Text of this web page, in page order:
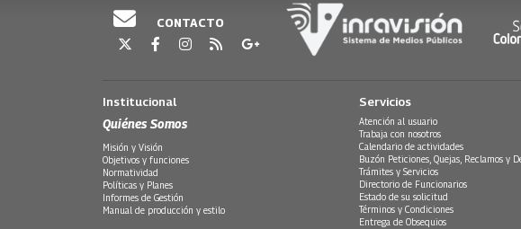
CONTACTO
Institucional
Quiénes Somos
Misión y Visión
Objetivos y funciones
Normatividad
Políticas y Planes
Informes de Gestión
Manual de producción y estilo
Servicios
Atención al usuario
Trabaja con nosotros
Calendario de actividades
Buzón Peticiones, Quejas, Reclamos y
Trámites y Servicios
Directorio de Funcionarios
Estado de su solicitud
Términos y Condiciones
Entrega de Obsequios